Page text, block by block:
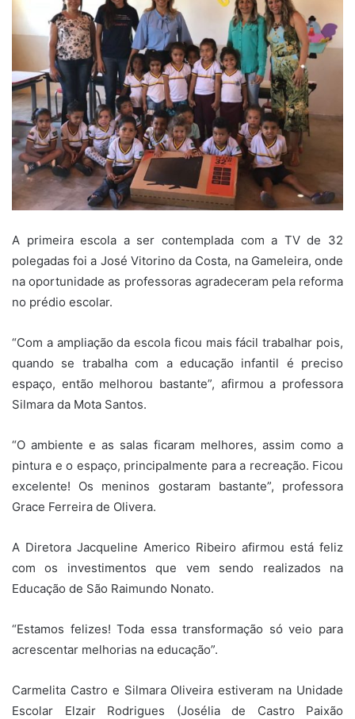
A primeira escola a ser contemplada com a TV de 32
polegadas foi a José Vitorino da Costa, na Gameleira, onde
na oportunidade as professoras agradeceram pela reforma
no prédio escolar.
“Com a ampliação da escola ficou mais fácil trabalhar pois,
quando se trabalha com a educação infantil é preciso
espaço, então melhorou bastante”, afirmou a professora
Silmara da Mota Santos.
“O ambiente e as salas ficaram melhores, assim como a
pintura e o espaço, principalmente para a recreação. Ficou
excelente! Os meninos gostaram bastante”, professora
Grace Ferreira de Olivera.
A Diretora Jacqueline Americo Ribeiro afirmou está feliz
com os investimentos que vem sendo realizados na
Educação de São Raimundo Nonato.
“Estamos felizes! Toda essa transformação só veio para
acrescentar melhorias na educação”.
Carmelita Castro e Silmara Oliveira estiveram na Unidade
Escolar Elzair Rodrigues (Josélia de Castro Paixão